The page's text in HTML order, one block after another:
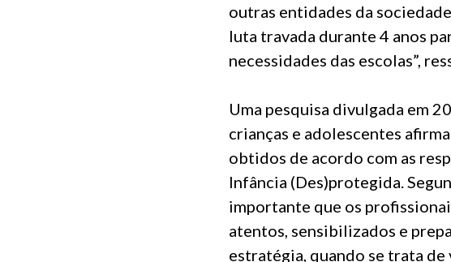
outras entidades da
luta travada durante 4 anos
necessidades das escolas”,
Uma pesquisa divulgada em
crianças e adolescentes
obtidos de acordo com as
Infância (Des)protegida.
importante que os
atentos, sensibilizados e
estratégia, quando se trata